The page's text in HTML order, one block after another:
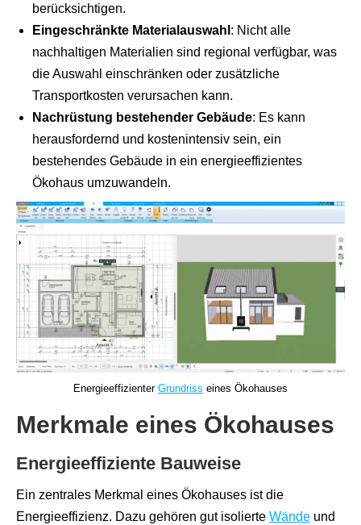
berücksichtigen.
Eingeschränkte Materialauswahl : Nicht alle
nachhaltigen Materialien sind regional verfügbar, was
die Auswahl einschränken oder zusätzliche
Transportkosten verursachen kann.
Nachrüstung bestehender Gebäude: Es kann
herausfordernd und kostenintensiv sein, ein
bestehendes Gebäude in ein energieeffizientes
Ökohaus umzuwandeln.
Energieeffizienter Grundriss eines Ökohauses
Merkmale eines Ökohauses
Energieeffiziente Bauweise
Ein zentrales Merkmal eines Ökohauses ist die
Energieeffizienz. Dazu gehören gut isolierte Wände und